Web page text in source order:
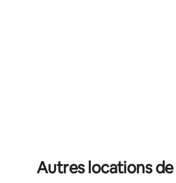
Autres locations